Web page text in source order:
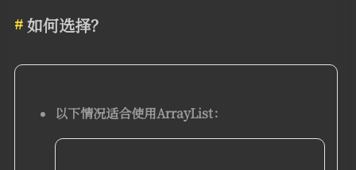
如何选择？
以下情况适合使用ArrayList：